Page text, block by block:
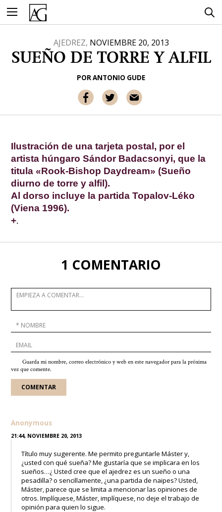
contenido
AJEDREZ, NOVIEMBRE 20, 2013
SUEÑO DE TORRE Y ALFIL
PORANTONIO GUDE
Ilustración de una tarjeta postal, por el
artista húngaro Sándor Badacsonyi, que la
titula «Rook-Bishop Daydream» (Sueño
diurno de torre y alfil).
Al dorso incluye la partida Topalov-Léko
(Viena 1996).
+.
1 COMENTARIO
Guarda mi nombre, correo electrónico y web en este navegador para la próxima
vez que comente.
Anonymous
21:44, NOVIEMBRE 20, 2013
Título muy sugerente. Me permito preguntarle Máster y,
¿usted con qué sueña? Me gustaría que se implicara en los
sueños…¿ Usted cree que el ajedrez es un sueño o una
pesadilla? o sencillamente, ¿una partida de naipes? Usted,
Máster, parece que se limita a mencionar las opiniones de
otros. Implíquese, Máster, implíquese, no deje el trabajo de
opinión para quien lo sigue.